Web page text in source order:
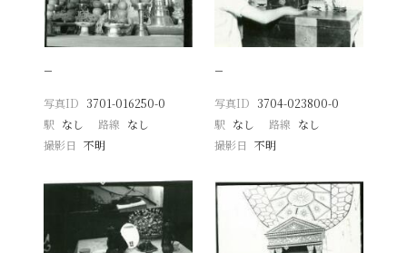
−
写真ID 3701-016250-0
駅 なし 路線 なし
撮影日
不明
−
写真ID 3704-023800-0
駅 なし 路線 なし
撮影日 不明